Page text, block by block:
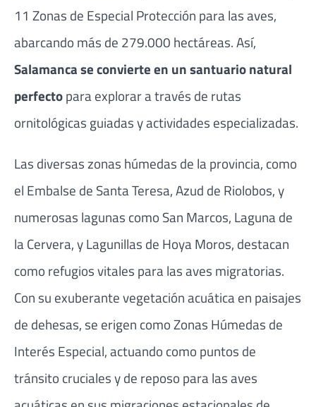
11 Zonas de Especial Protección para las aves,
abarcando más de 279.000 hectáreas. Así,
Salamanca se convierte en un santuario natural
perfectopara explorar a través de rutas
ornitológicas guiadas y actividades especializadas.
Las diversas zonas húmedas de la provincia, como
el Embalse de Santa Teresa, Azud de Riolobos, y
numerosas lagunas como San Marcos, Laguna de
la Cervera, y Lagunillas de Hoya Moros, destacan
como refugios vitales para las aves migratorias.
Con su exuberante vegetación acuática en paisajes
de dehesas, se erigen como Zonas Húmedas de
Interés Especial, actuando como puntos de
tránsito cruciales y de reposo para las aves